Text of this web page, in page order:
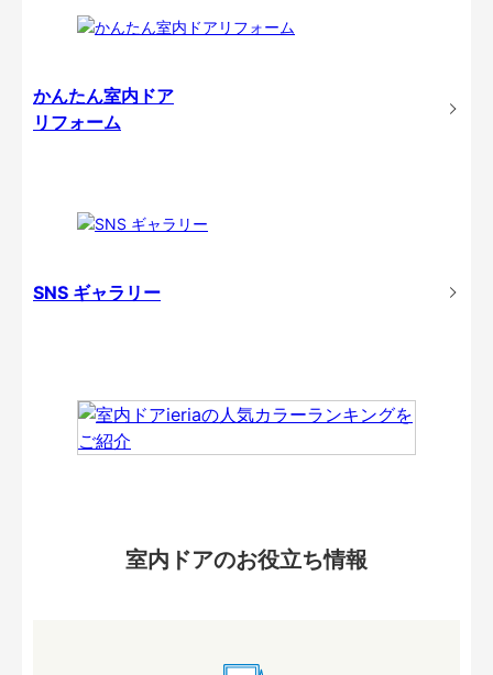
かんたん室内ドア
リフォーム
SNS ギャラリー
室内ドアのお役立ち情報